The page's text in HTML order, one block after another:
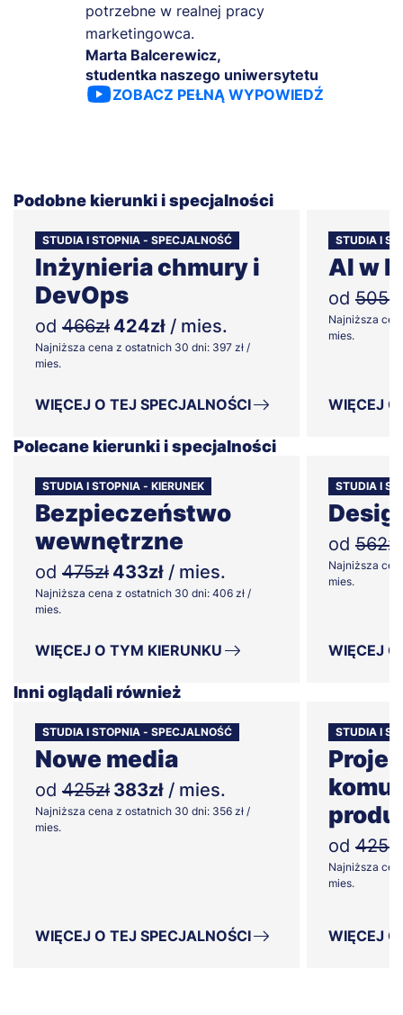
potrzebne w realnej pracy
marketingowca.
Marta Balcerewicz,
studentka naszego uniwersytetu
ZOBACZ PEŁNĄ WYPOWIEDŹ
Podobne kierunki i specjalności
STUDIA I STOPNIA - SPECJALNOŚĆ
Inżynieria chmury i
DevOps
od 466zł 424zł / mies.
Najniższa cena z ostatnich 30 dni: 397 zł /
mies.
WIĘCEJ O TEJ SPECJALNOŚCI
STUDIA I
AI w
od 505zł
Najniższa
mies.
WIĘCEJ
Polecane kierunki i specjalności
STUDIA I STOPNIA - KIERUNEK
Bezpieczeństwo
wewnętrzne
od 475zł 433zł / mies.
Najniższa cena z ostatnich 30 dni: 406 zł /
mies.
WIĘCEJ O TYM KIERUNKU
STUDIA I
od 562zł
Najniższa
mies.
WIĘCEJ
Inni oglądali również
STUDIA I STOPNIA - SPECJALNOŚĆ
Nowe media
od 425zł 383zł / mies.
Najniższa cena z ostatnich 30 dni: 356 zł /
mies.
WIĘCEJ O TEJ SPECJALNOŚCI
STUDIA I
od 425zł
Najniższa
mies.
WIĘCEJ